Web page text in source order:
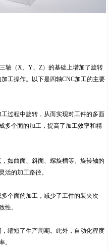
轴（X、Y、Z）的基础上增加了旋转
工操作。以下是四轴CNC加工的主要
过程中旋转，从而实现对工件的多面
多个面的加工，提高了加工效率和精
如曲面、斜面、螺旋槽等。旋转轴的
活的加工路径。
个面的加工，减少了工件的装夹次
性。
缩短了生产周期。此外，自动化程度
。